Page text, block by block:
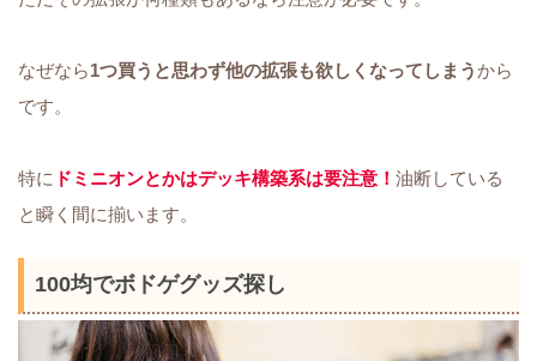
なぜなら1つ買うと思わず他の拡張も欲しくなってしまうから
です。
特に ドミニオンとかはデッキ構築系は要注意！ 油断している
と瞬く間に揃います。
100均でボドゲグッズ探し